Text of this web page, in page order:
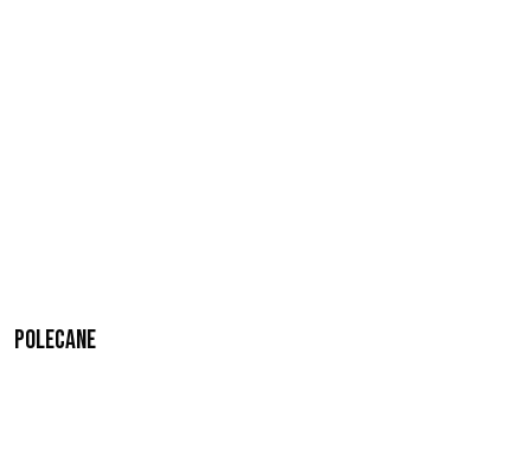
Polecane